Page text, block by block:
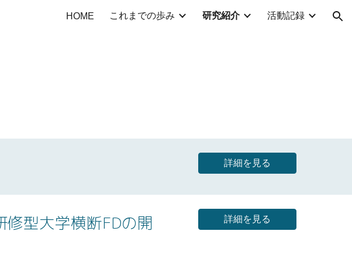
Skip to navigation
HOME これまでの歩み 研究紹介 活動記録
詳細を見る
型大学横断FDの開
詳細を見る